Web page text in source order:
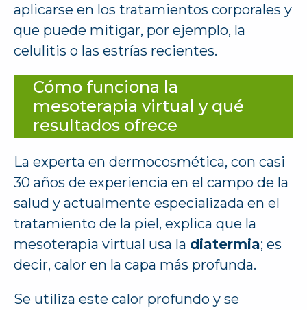
aplicarse en los tratamientos corporales y
que puede mitigar, por ejemplo, la
celulitis o las estrías recientes.
Cómo funciona la
mesoterapia virtual y qué
resultados ofrece
La experta en dermocosmética, con casi
30 años de experiencia en el campo de la
salud y actualmente especializada en el
tratamiento de la piel, explica que la
mesoterapia virtual usa la diatermia; es
decir, calor en la capa más profunda.
Se utiliza este calor profundo y se